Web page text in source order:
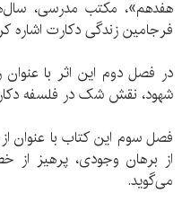
هفدهم»،‌ مکتب مدرسی،‌
فرجامین زندگی دکارت اشاره
در فصل دوم این اثر با
شهود، نقش شک در فلسفه
فصل سوم این کتاب با عنوان
از برهان وجودی،‌ پرهیز از
می‌گوید.